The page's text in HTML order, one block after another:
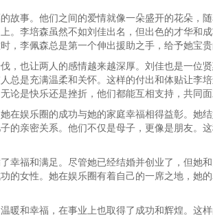
故事。他们之间的爱情就像一朵盛开的花朵，
。李培森虽然不如刘佳出名，但出色的才华和
，李佩森总是第一个伸出援助之手，给予她宝贵
，也让两人的感情越来越深厚。刘佳也是一位
总是充满温柔和关怀。这样的付出和体贴让李
论是快乐还是挫折，他们都能互相支持，共同
在娱乐圈的成功与她的家庭幸福相得益彰。她
的亲密关系。他们不仅是母子，更像是朋友。
幸福和满足。尽管她已经结婚并创业了，但她
的女性。她在娱乐圈有着自己的一席之地，她
暖和幸福，在事业上也取得了成功和辉煌。这